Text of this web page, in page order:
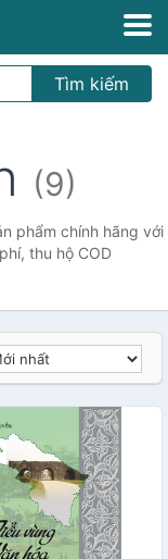
Tìm kiếm
(9)
phẩm chính hãng với
thu hộ COD